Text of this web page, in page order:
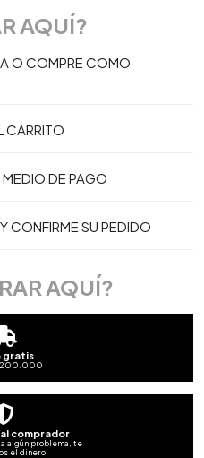
AQUÍ?
O COMPRE COMO
CARRITO
DE PAGO
CONFIRME SU PEDIDO
AQUÍ?
gratis
comprador
algún problema, te
el dinero.